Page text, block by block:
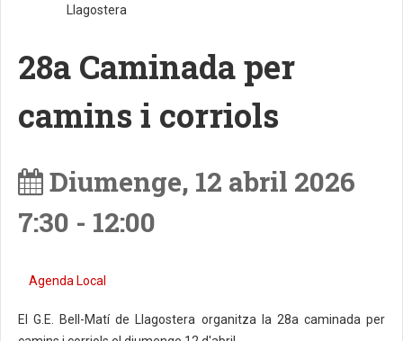
Llagostera
28a Caminada per
camins i corriols
Diumenge, 12 abril 2026
7:30 - 12:00
Agenda Local
El G.E. Bell-Matí de Llagostera organitza la 28a caminada per